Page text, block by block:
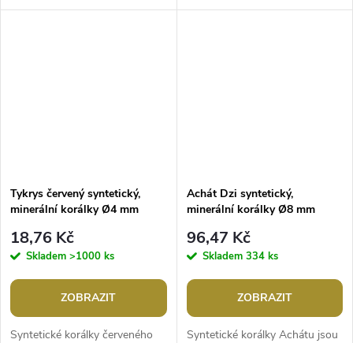
atraktivní barvu a průsvity.
šperků. Svou velikostí jsou
Tykrys červený syntetický,
minerální korálky Ø4 mm
18,76 Kč
Skladem >1000 ks
ZOBRAZIT
Syntetické korálky červeného
Achát Dzi syntetický,
minerální korálky Ø8 mm
96,47 Kč
Skladem 334 ks
ZOBRAZIT
Syntetické korálky Achátu jsou